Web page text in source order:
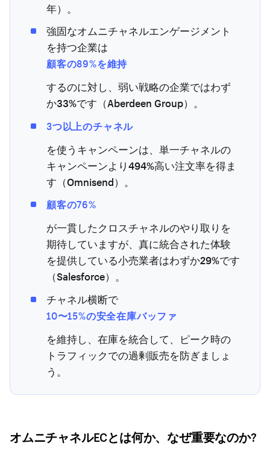
年）。
強固なオムニチャネルエンゲージメント
を持つ企業は
顧客の89%を維持
するのに対し、弱い戦略の企業ではわず
か33%です（Aberdeen Group）。
3つ以上のチャネル
を使うキャンペーンは、単一チャネルの
キャンペーンより494%高い注文率を得ま
す（Omnisend）。
顧客の76%
が一貫したクロスチャネルのやり取りを
期待していますが、真に統合された体験
を提供している小売業者はわずか29%です
（Salesforce）。
チャネル横断で
10〜15%の安全在庫バッファ
を維持し、在庫を統合して、ピーク時の
トラフィックでの過剰販売を防ぎましょ
う。
オムニチャネルECとは何か、なぜ重要なのか?